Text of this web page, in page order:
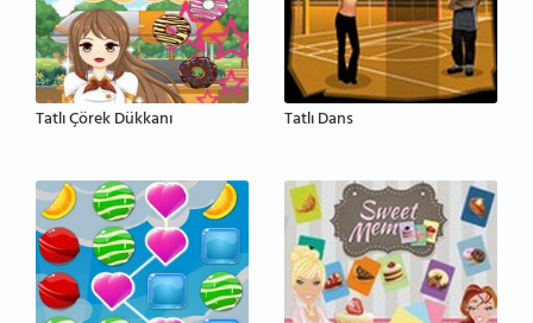
Tatlı Çörek Dükkanı Tatlı Dans